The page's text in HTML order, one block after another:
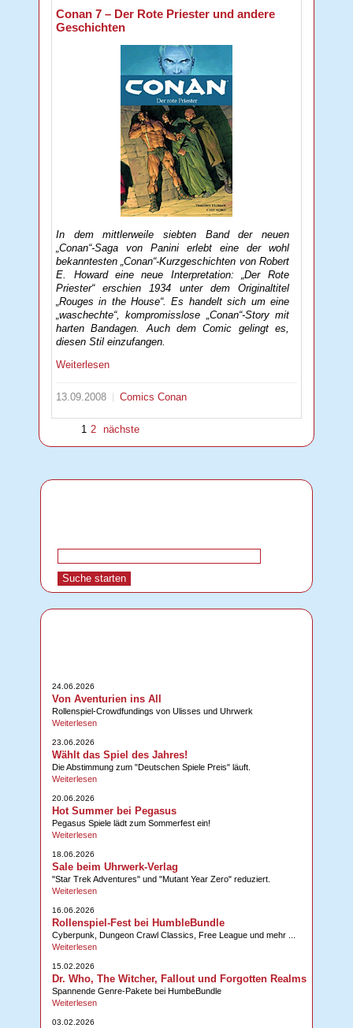
Conan 7 – Der Rote Priester und andere
Geschichten
In dem mittlerweile siebten Band der neuen
„Conan“-Saga von Panini erlebt eine der wohl
bekanntesten „Conan“-Kurzgeschichten von Robert
E. Howard eine neue Interpretation: „Der Rote
Priester“ erschien 1934 unter dem Originaltitel
„Rouges in the House“. Es handelt sich um eine
„waschechte“, kompromisslose „Conan“-Story mit
harten Bandagen. Auch dem Comic gelingt es,
diesen Stil einzufangen.
Weiterlesen
13.09.2008 ComicsConan
1 2 nächste
24.06.2026
Von Aventurien ins All
Rollenspiel-Crowdfundings von Ulisses und Uhrwerk
Weiterlesen
23.06.2026
Wählt das Spiel des Jahres!
Die Abstimmung zum "Deutschen Spiele Preis" läuft.
Weiterlesen
20.06.2026
Hot Summer bei Pegasus
Pegasus Spiele lädt zum Sommerfest ein!
Weiterlesen
18.06.2026
Sale beim Uhrwerk-Verlag
"Star Trek Adventures" und "Mutant Year Zero" reduziert.
Weiterlesen
16.06.2026
Rollenspiel-Fest bei HumbleBundle
Cyberpunk, Dungeon Crawl Classics, Free League und mehr ...
Weiterlesen
15.02.2026
Dr. Who, The Witcher, Fallout und Forgotten Realms
Spannende Genre-Pakete bei HumbeBundle
Weiterlesen
03.02.2026